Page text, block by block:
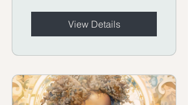
View Details